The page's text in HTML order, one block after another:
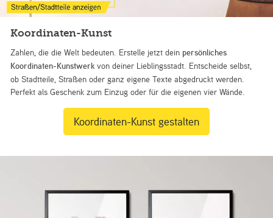
Koordinaten-Kunst
Zahlen, die die Welt bedeuten. Erstelle jetzt dein persönliches
Koordinaten-Kunstwerk von deiner Lieblingsstadt. Entscheide selbst,
ob Stadtteile, Straßen oder ganz eigene Texte abgedruckt werden.
Perfekt als Geschenk zum Einzug oder für die eigenen vier Wände.
Koordinaten-Kunst gestalten